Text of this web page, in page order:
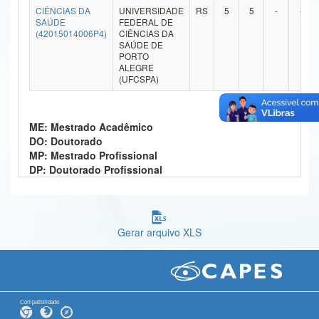
Ministério da Ciência, Tecnologia, Inovações e Comunicações
Controladoria-Geral da União
Ministério da Mulher, da Família e dos Direitos Humanos
Banco Central do Brasil
CIÊNCIAS DA
SAÚDE
(42015014006P4)
UNIVERSIDADE
FEDERAL DE
CIÊNCIAS DA
SAÚDE DE
PORTO
ALEGRE
(UFCSPA)
RS 5 5 - -
ME: Mestrado Acadêmico
DO: Doutorado
MP: Mestrado Profissional
DP: Doutorado Profissional
Gerar arquivo XLS
Compatibilidade